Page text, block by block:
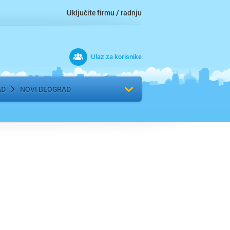
Uključite firmu / radnju
Ulaz za korisnike
NOVI BEOGRADIzaberite komšiluk